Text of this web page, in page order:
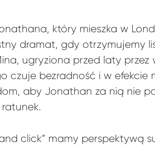
który mieszka w
dramat, gdy otrzymujemy
ugryziona przed laty przez
czuje bezradność i w efekcie
aby Jonathan za nią nie
click” mamy perspektywą